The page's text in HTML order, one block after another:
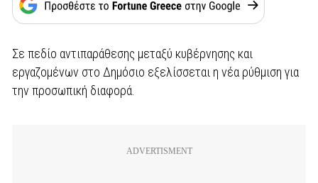
Σε πεδίο αντιπαράθεσης μεταξύ κυβέρνησης και
εργαζομένων στο Δημόσιο εξελίσσεται η νέα ρύθμιση για
την προσωπική διαφορά.